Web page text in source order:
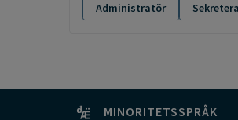
Administratör
MINORITETSSPRÅK